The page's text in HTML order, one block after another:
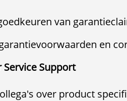
van
en
Service Support
over product